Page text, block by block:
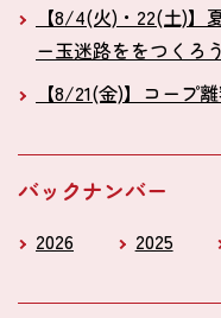
【8/4(火)・22(土)
ー玉迷路ををつくろ
【8/21(金)】コープ
バックナンバー
2026 2025